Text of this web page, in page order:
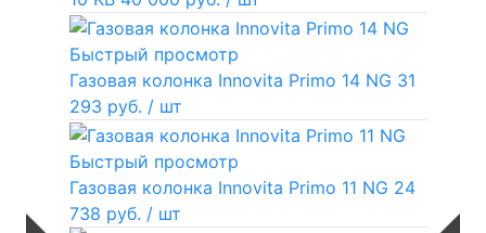
Быстрый просмотр
Газовая колонка Innovita Primo 14 NG 31
293 руб. / шт
Быстрый просмотр
Газовая колонка Innovita Primo 11 NG 24
738 руб. / шт